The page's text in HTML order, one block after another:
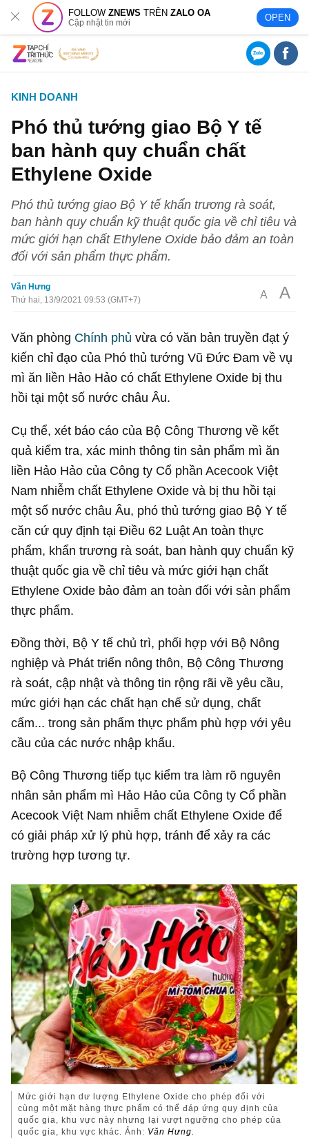
FOLLOWZNEWS TRÊNZALO OA
Cập nhật tin mới OPEN
KINH DOANH
Phó thủ tướng giao Bộ Y tế
ban hành quy chuẩn chất
Ethylene Oxide
Phó thủ tướng giao Bộ Y tế khẩn trương rà soát,
ban hành quy chuẩn kỹ thuật quốc gia về chỉ tiêu và
mức giới hạn chất Ethylene Oxide bảo đảm an toàn
đối với sản phẩm thực phẩm.
Văn Hưng
Thứ hai, 13/9/2021 09:53 (GMT+7)
A A
Văn phòng Chính phủ vừa có văn bản truyền đạt ý
kiến chỉ đạo của Phó thủ tướng Vũ Đức Đam về vụ
mì ăn liền Hảo Hảo có chất Ethylene Oxide bị thu
hồi tại một số nước châu Âu.
Cụ thể, xét báo cáo của Bộ Công Thương về kết
quả kiểm tra, xác minh thông tin sản phẩm mì ăn
liền Hảo Hảo của Công ty Cổ phần Acecook Việt
Nam nhiễm chất Ethylene Oxide và bị thu hồi tại
một số nước châu Âu, phó thủ tướng giao Bộ Y tế
căn cứ quy định tại Điều 62 Luật An toàn thực
phẩm, khẩn trương rà soát, ban hành quy chuẩn kỹ
thuật quốc gia về chỉ tiêu và mức giới hạn chất
Ethylene Oxide bảo đảm an toàn đối với sản phẩm
thực phẩm.
Đồng thời, Bộ Y tế chủ trì, phối hợp với Bộ Nông
nghiệp và Phát triển nông thôn, Bộ Công Thương
rà soát, cập nhật và thông tin rộng rãi về yêu cầu,
mức giới hạn các chất hạn chế sử dụng, chất
cấm... trong sản phẩm thực phẩm phù hợp với yêu
cầu của các nước nhập khẩu.
Bộ Công Thương tiếp tục kiểm tra làm rõ nguyên
nhân sản phẩm mì Hảo Hảo của Công ty Cổ phần
Acecook Việt Nam nhiễm chất Ethylene Oxide để
có giải pháp xử lý phù hợp, tránh để xảy ra các
trường hợp tương tự.
Mức giới hạn dư lượng Ethylene Oxide cho phép đối với
cùng một mặt hàng thực phẩm có thể đáp ứng quy định của
quốc gia, khu vực này nhưng lại vượt ngưỡng cho phép của
quốc gia, khu vực khác. Ảnh: Văn Hưng.